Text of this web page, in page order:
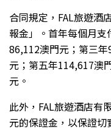
合同規定，FAL旅遊酒
報金」。首年每個月
86,112澳門元；第三
元；第五年114,617澳
元。
此外，FAL旅遊酒店有
元的保證金，以保證切